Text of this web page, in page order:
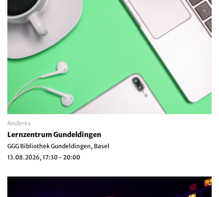
Anderes
Lernzentrum Gundeldingen
GGG Bibliothek Gundeldingen, Basel
13.08.2026, 17:30 - 20:00